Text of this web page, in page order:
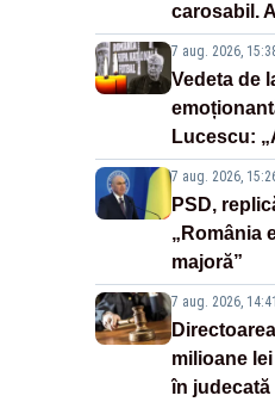
carosabil.
7 aug. 2026,
Vedeta de
Lucescu:
7 aug. 2026,
PSD,
„România
majoră”
7 aug. 2026, 14:41
milioane
în judecată